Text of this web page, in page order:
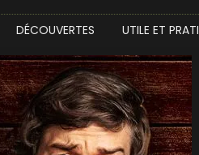
DÉCOUVERTES UTILE ET